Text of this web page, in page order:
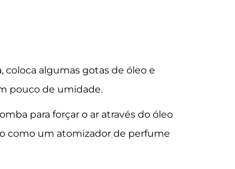
coloca algumas gotas de óleo e
pouco de umidade.
para forçar o ar através do óleo
como um atomizador de perfume